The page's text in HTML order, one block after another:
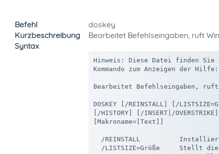
Befehl
doskey
Kurzbeschreibung
Bearbeitet Befehlseingaben, ruft
Syntax
Hinweis: Diese Datei finden Sie
Kommando zum Anzeigen der
Bearbeitet Befehlseingaben,
DOSKEY [/REINSTALL] [/
[/HISTORY] [/INSERT|/
[Makroname=[Text]]
/REINSTALL
/LISTSIZE=Größe     Stellt